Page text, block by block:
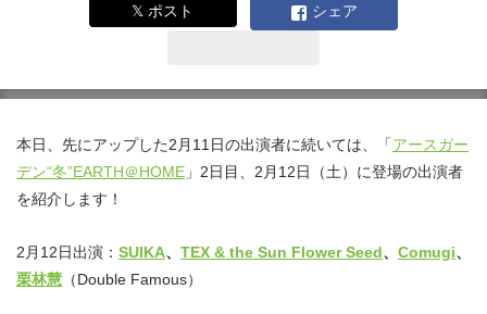
𝕏 ポスト シェア
本日、先にアップした2月11日の出演者に続いては、「アースガー
デン“冬”EARTH＠HOME 」2日目、2月12日（土）に登場の出演者
を紹介します！
2月12日出演： SUIKA、 TEX & the Sun Flower Seed、 Comugi、
栗林慧 （Double Famous）